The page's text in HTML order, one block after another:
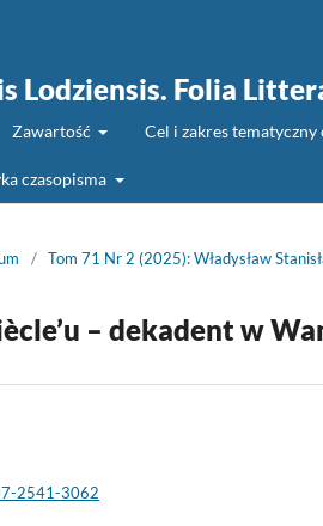
Lodziensis. Folia
Zawartość Cel i zakres tematyczny
czasopisma
/ Tom 71 Nr 2 (2025): Władysław
– dekadent w
2541-3062